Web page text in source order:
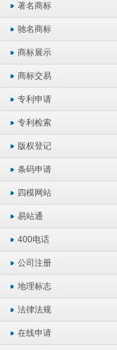
著名商标
驰名商标
商标展示
商标交易
专利申请
专利检索
版权登记
条码申请
四模网站
易站通
400电话
公司注册
地理标志
法律法规
在线申请